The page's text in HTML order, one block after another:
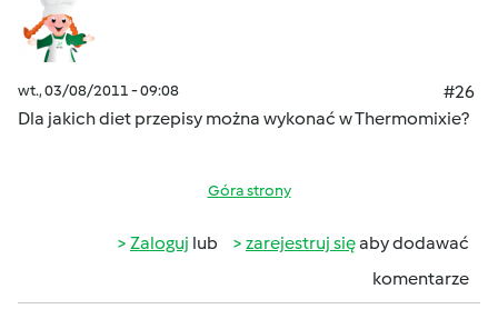
wt., 03/08/2011 - 09:08
#26
Dla jakich diet przepisy można wykonać w Thermomixie?
Góra strony
Zaloguj lub zarejestruj sięaby dodawać
komentarze